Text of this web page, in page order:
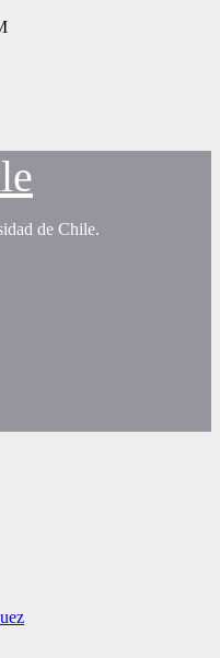
de Chile.